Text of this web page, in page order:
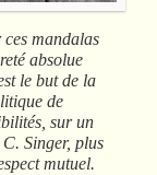
mandalas
absolue
le but de la
de
sur un
Singer, plus
mutuel.